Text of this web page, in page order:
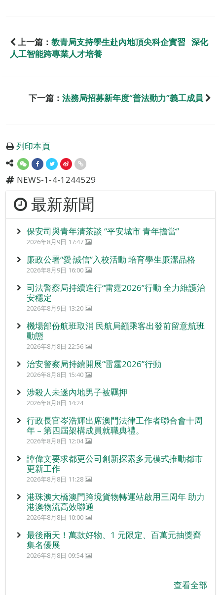
上一篇： 教青局支持學生赴內地頂尖科企實習 深化
人工智能跨專業人才培養
下一篇： 法務局招募新年度“普法動力”義工成員
列印本頁
NEWS-1-4-1244529
最新新聞
保安司與青年清茶談 “平安城市 青年擔當”
2026年8月9日 17:47
廉政公署“愛‧誠信”入校活動 培育學生廉潔品格
2026年8月9日 16:00
司法警察局持續進行“雷霆2026”行動 全力維護治
安穩定
2026年8月9日 13:20
機場部份航班取消 民航局籲乘客出發前留意航班
動態
2026年8月8日 22:56
治安警察局持續開展“雷霆2026”行動
2026年8月8日 15:40
涉殺人未遂內地男子被羈押
2026年8月8日 14:24
行政長官岑浩輝出席澳門法律工作者聯合會十周
年 – 第四屆架構成員就職典禮。
2026年8月8日 12:04
譚偉文要求都更公司創新探索多元模式推動都市
更新工作
2026年8月8日 11:28
港珠澳大橋澳門跨境貨物轉運站啟用三周年 助力
港澳物流高效聯通
2026年8月8日 10:00
最後兩天！萬款好物、1 元限定、百萬元抽獎齊
集名優展
2026年8月8日 09:54
查看全部